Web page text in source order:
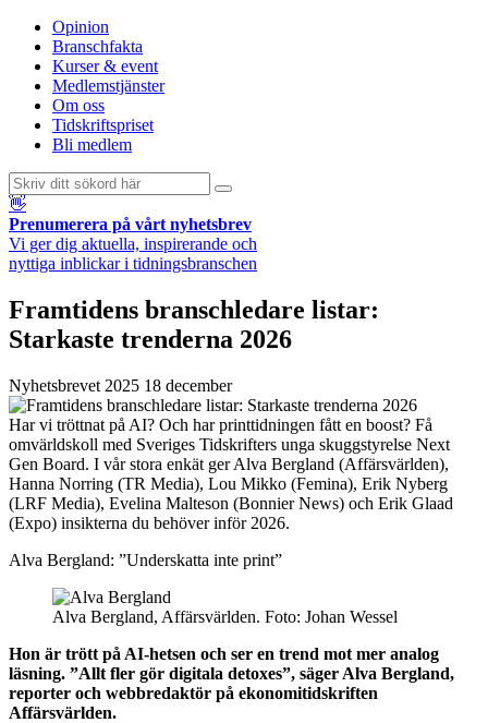
Opinion
Branschfakta
Kurser & event
Medlemstjänster
Om oss
Tidskriftspriset
Bli medlem
👋
Prenumerera på vårt nyhetsbrev
Vi ger dig aktuella, inspirerande och
nyttiga inblickar i tidningsbranschen
Framtidens branschledare listar:
Starkaste trenderna 2026
Nyhetsbrevet 2025 18 december
Har vi tröttnat på AI? Och har printtidningen fått en boost? Få
omvärldskoll med Sveriges Tidskrifters unga skuggstyrelse Next
Gen Board. I vår stora enkät ger Alva Bergland (Affärsvärlden),
Hanna Norring (TR Media), Lou Mikko (Femina), Erik Nyberg
(LRF Media), Evelina Malteson (Bonnier News) och Erik Glaad
(Expo) insikterna du behöver inför 2026.
Alva Bergland: ”Underskatta inte print”
Alva Bergland, Affärsvärlden. Foto: Johan Wessel
Hon är trött på AI-hetsen och ser en trend mot mer analog
läsning. ”Allt fler gör digitala detoxes”, säger Alva Bergland,
reporter och webbredaktör på ekonomitidskriften
Affärsvärlden.